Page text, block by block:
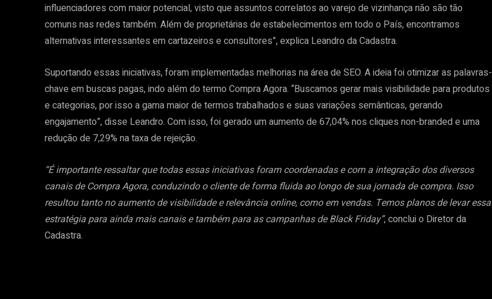
influenciadores com maior potencial, visto que assuntos correlatos ao varejo de vizinhança não são tão
comuns nas redes também. Além de proprietárias de estabelecimentos em todo o País, encontramos
alternativas interessantes em cartazeiros e consultores”, explica Leandro da Cadastra.
Suportando essas iniciativas, foram implementadas melhorias na área de SEO. A ideia foi otimizar as palavras-
chave em buscas pagas, indo além do termo Compra Agora. “Buscamos gerar mais visibilidade para produtos
e categorias, por isso a gama maior de termos trabalhados e suas variações semânticas, gerando
engajamento”, disse Leandro. Com isso, foi gerado um aumento de 67,04% nos cliques non-branded e uma
redução de 7,29% na taxa de rejeição.
“É importante ressaltar que todas essas iniciativas foram coordenadas e com a integração dos diversos
canais de Compra Agora, conduzindo o cliente de forma fluida ao longo de sua jornada de compra. Isso
resultou tanto no aumento de visibilidade e relevância online, como em vendas. Temos planos de levar essa
estratégia para ainda mais canais e também para as campanhas de Black Friday”, conclui o Diretor da
Cadastra.